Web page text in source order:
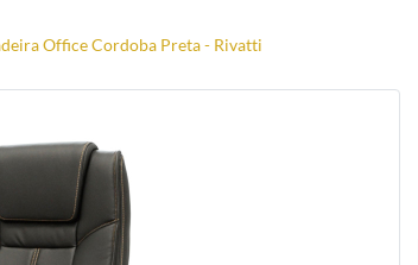
Office Cordoba Preta - Rivatti